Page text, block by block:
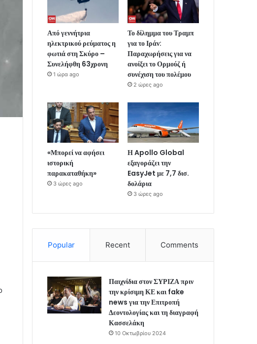
Από γεννήτρια
ηλεκτρικού ρεύματος η
φωτιά στη Σκύρο –
Συνελήφθη 63χρονη
1 ώρα ago
Το δίλημμα του Τραμπ
για το Ιράν:
Παραχωρήσεις για να
ανοίξει το Ορμούζ ή
συνέχιση του πολέμου
2 ώρες ago
«Μπορεί να αφήσει
ιστορική
παρακαταθήκη»
3 ώρες ago
Η Apollo Global
εξαγοράζει την
EasyJet με 7,7 δισ.
δολάρια
3 ώρες ago
Popular Recent Comments
Παιχνίδια στον ΣΥΡΙΖΑ πριν
την κρίσιμη ΚΕ και fake
news για την Επιτροπή
Δεοντολογίας και τη διαγραφή
Κασσελάκη
10 Οκτωβρίου 2024